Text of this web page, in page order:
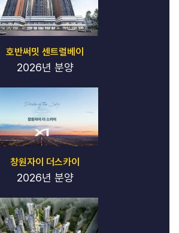
호반써밋 센트럴베이
2026년 분양
창원자이 더스카이
2026년 분양